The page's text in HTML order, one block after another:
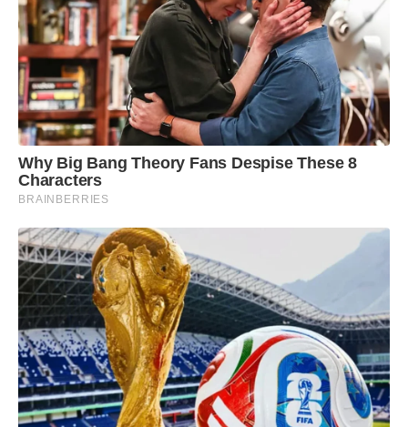
Why Big Bang Theory Fans Despise These 8
Characters
BRAINBERRIES